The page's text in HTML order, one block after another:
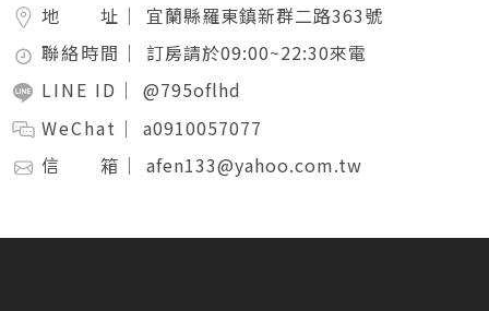
地 址｜
宜蘭縣羅東鎮新群二路363號
聯絡時間｜
訂房請於09:00~22:30來電
LINE ID｜
@795oflhd
WeChat｜
a0910057077
信 箱｜
afen133@yahoo.com.tw